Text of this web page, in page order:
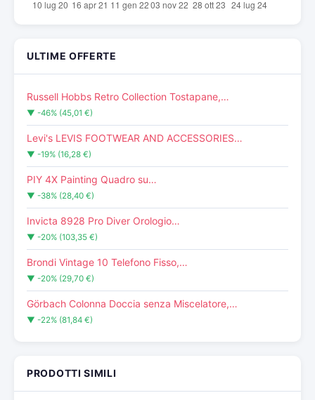
ULTIME OFFERTE
Russell Hobbs Retro Collection Tostapane,…
▼ -46% (45,01 €)
Levi's LEVIS FOOTWEAR AND ACCESSORIES…
▼ -19% (16,28 €)
PIY 4X Painting Quadro su…
▼ -38% (28,40 €)
Invicta 8928 Pro Diver Orologio…
▼ -20% (103,35 €)
Brondi Vintage 10 Telefono Fisso,…
▼ -20% (29,70 €)
Görbach Colonna Doccia senza Miscelatore,…
▼ -22% (81,84 €)
PRODOTTI SIMILI